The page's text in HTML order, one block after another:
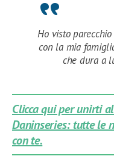
Ho visto
con la mia
che dura a
Clicca qui per unirti
Daninseries: tutte le
con te.